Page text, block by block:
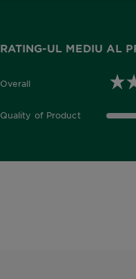
RATING-UL MEDIU AL
Overall
0,0 out of 5 stars
Quality of Product
0,0 out of 5 stars